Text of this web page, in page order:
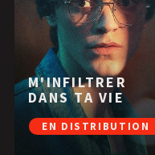
M'INFILTRER
DANS TA VIE
EN DISTRIBUTION